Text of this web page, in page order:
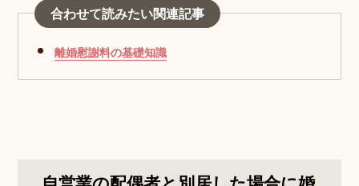
合わせて読みたい関連記事
離婚慰謝料の基礎知識